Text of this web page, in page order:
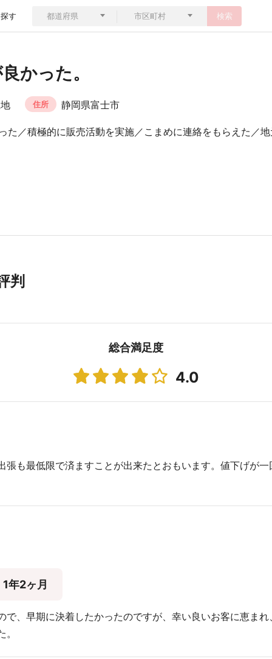
す 検索
かった。
住所 静岡県富士市
た／積極的に販売活動を実施／こまめに連絡をもらえた／
判
総合満足度
4.0
張も最低限で済ますことが出来たとおもいます。値下げが
1年2ヶ月
で、早期に決着したかったのですが、幸い良いお客に恵ま